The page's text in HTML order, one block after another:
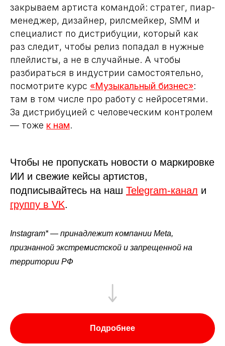
закрываем артиста командой: стратег, пиар-
менеджер, дизайнер, рилсмейкер, SMM и
специалист по дистрибуции, который как
раз следит, чтобы релиз попадал в нужные
плейлисты, а не в случайные. А чтобы
разбираться в индустрии самостоятельно,
посмотрите курс «Музыкальный бизнес»:
там в том числе про работу с нейросетями.
За дистрибуцией с человеческим контролем
— тоже к нам.
Чтобы не пропускать новости о маркировке
ИИ и свежие кейсы артистов,
подписывайтесь на наш Telegram-канал и
группу в VK.
Instagram* — принадлежит компании Meta,
признанной экстремистской и запрещенной на
территории РФ
Подробнее